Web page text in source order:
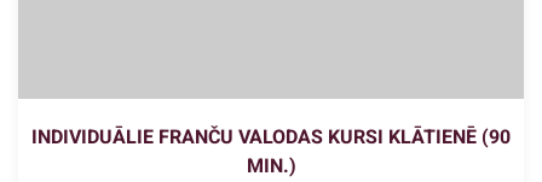
INDIVIDUĀLIE FRANČU VALODAS KURSI KLĀTIENĒ (90
MIN.)